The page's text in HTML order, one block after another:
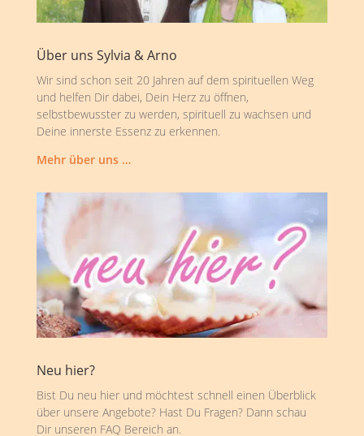
Über uns Sylvia & Arno
Wir sind schon seit 20 Jahren auf dem spirituellen Weg
und helfen Dir dabei, Dein Herz zu öffnen,
selbstbewusster zu werden, spirituell zu wachsen und
Deine innerste Essenz zu erkennen.
Mehr über uns …
Neu hier?
Bist Du neu hier und möchtest schnell einen Überblick
über unsere Angebote? Hast Du Fragen? Dann schau
Dir unseren FAQ Bereich an.